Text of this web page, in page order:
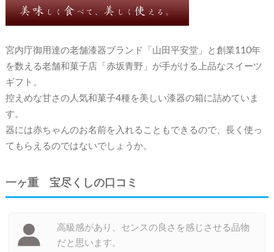
宮内庁御用達の老舗漆器ブランド「山田平安堂」と創業110年
を数える老舗和菓子店「赤坂青野」が手がける上品なスイーツ
ギフト。
控えめな甘さの人気和菓子4種を美しい漆器の箱に詰めていま
す。
器には赤ちゃんのお名前を入れることもできるので、長く使っ
てもらえるのではないでしょうか。
一ヶ重 宝尽くしの口コミ
高級感があり、センスの良さを感じさせる品物
だと思います。